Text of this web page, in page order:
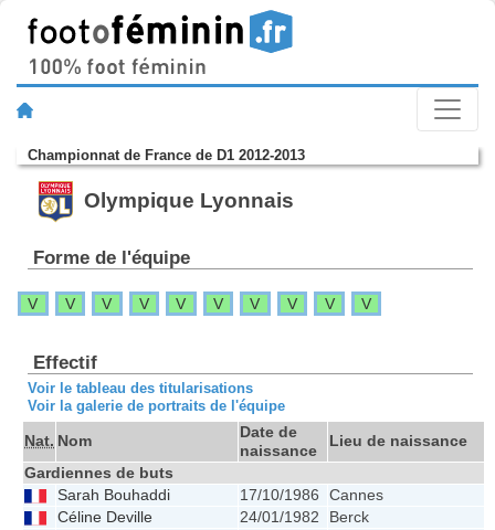
Championnat de France de D1 2012-2013
Olympique Lyonnais
Forme de l'équipe
V V V V V V V V V V
Effectif
Voir le tableau des titularisations
Voir la galerie de portraits de l'équipe
Nat. Nom
Date de
naissance
Lieu de naissance
Gardiennes de buts
Sarah Bouhaddi
17/10/1986
Cannes
Céline Deville
24/01/1982
Berck